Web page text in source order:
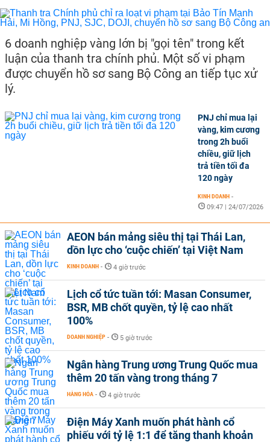
6 doanh nghiệp vàng lớn bị "gọi tên" trong kết
luận của thanh tra chính phủ. Một số vi phạm
được chuyển hồ sơ sang Bộ Công an tiếp tục xử
lý.
PNJ chỉ mua lại
vàng, kim cương
trong 2h buổi
chiều, giữ lịch
trả tiền tối đa
120 ngày
KINH DOANH -
09:47 | 24/07/2026
AEON bán mảng siêu thị tại Thái Lan,
dồn lực cho ‘cuộc chiến’ tại Việt Nam
KINH DOANH - 4 giờ trước
Lịch cổ tức tuần tới: Masan Consumer,
BSR, MB chốt quyền, tỷ lệ cao nhất
100%
DOANH NGHIỆP - 5 giờ trước
Ngân hàng Trung ương Trung Quốc mua
thêm 20 tấn vàng trong tháng 7
HÀNG HÓA - 4 giờ trước
Điện Máy Xanh muốn phát hành cổ
phiếu với tỷ lệ 1:1 để tăng thanh khoản